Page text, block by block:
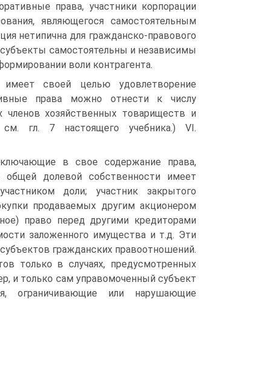
права, участники корпорации
являющегося самостоятельным
нетипична для гражданско-правового
самостоятельны и независимы
воли контрагента.
своей целью удовлетворение
права можно отнести к числу
хозяйственных товариществ и
см. гл. 7 настоящего учебника.) VI.
в свое содержание права,
общей долевой собственности имеет
доли; участник закрытого
продаваемых другим акционером
право перед другими кредиторами
заложенного имущества и т.д. Эти
гражданских правоотношений.
только в случаях, предусмотренных
и только сам управомоченный субъект
ограничивающие или нарушающие